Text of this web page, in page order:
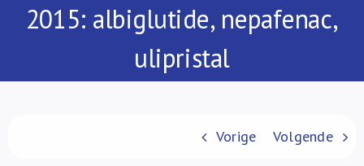
Publicaties
Vorming
2015: albiglutide, nepafenac,
ulipristal
Vorige Volgende